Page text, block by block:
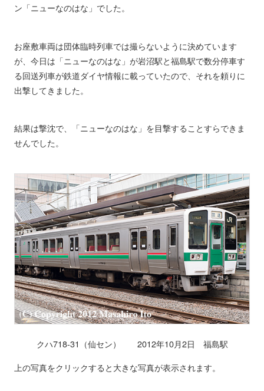
ン「ニューなのはな」でした。
お座敷車両は団体臨時列車では撮らないように決めています
が、今日は「ニューなのはな」が岩沼駅と福島駅で数分停車す
る回送列車が鉄道ダイヤ情報に載っていたので、それを頼りに
出撃してきました。
結果は撃沈で、「ニューなのはな」を目撃することすらできま
せんでした。
クハ718-31（仙セン） 2012年10月2日 福島駅
上の写真をクリックすると大きな写真が表示されます。